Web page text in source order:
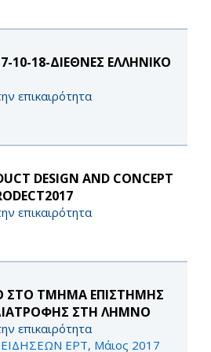
10-18-ΔΙΕΘΝΕΣ ΕΛΛΗΝΙΚΟ
επικαιρότητα
DESIGN AND CONCEPT
επικαιρότητα
ΣΤΟ ΤΜΗΜΑ ΕΠΙΣΤΗΜΗΣ
ΣΤΗ ΛΗΜΝΟ
επικαιρότητα
ΕΡΤ, Μάιος 2017